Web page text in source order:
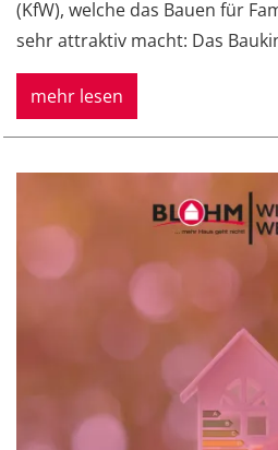
(KfW), welche das Bauen für
sehr attraktiv macht: Das
mehr lesen